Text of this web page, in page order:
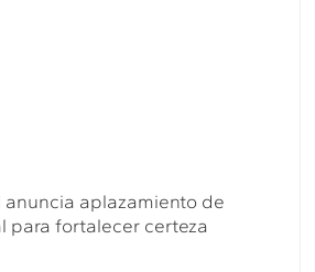
anuncia aplazamiento de
para fortalecer certeza